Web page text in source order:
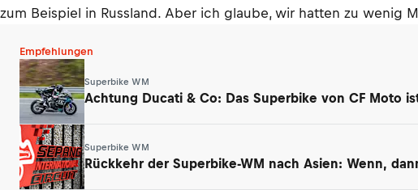
zum Beispiel in Russland. Aber ich glaube, wir hatten zu wenig
Empfehlungen
Superbike WM
Achtung Ducati & Co: Das Superbike von CF Moto
Superbike WM
Rückkehr der Superbike-WM nach Asien: Wenn,